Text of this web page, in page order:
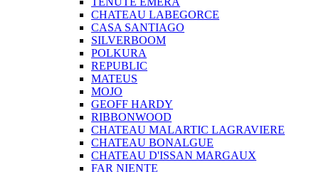
CHATEAU LABEGORCE
CASA SANTIAGO
SILVERBOOM
POLKURA
REPUBLIC
MATEUS
MOJO
GEOFF HARDY
RIBBONWOOD
CHATEAU MALARTIC LAGRAVIERE
CHATEAU BONALGUE
CHATEAU D'ISSAN MARGAUX
FAR NIENTE